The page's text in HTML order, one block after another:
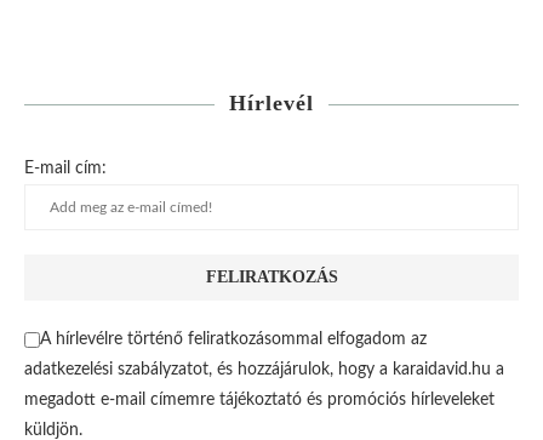
Hírlevél
E-mail cím:
A hírlevélre történő feliratkozásommal elfogadom az
adatkezelési szabályzatot, és hozzájárulok, hogy a karaidavid.hu a
megadott e-mail címemre tájékoztató és promóciós hírleveleket
küldjön.